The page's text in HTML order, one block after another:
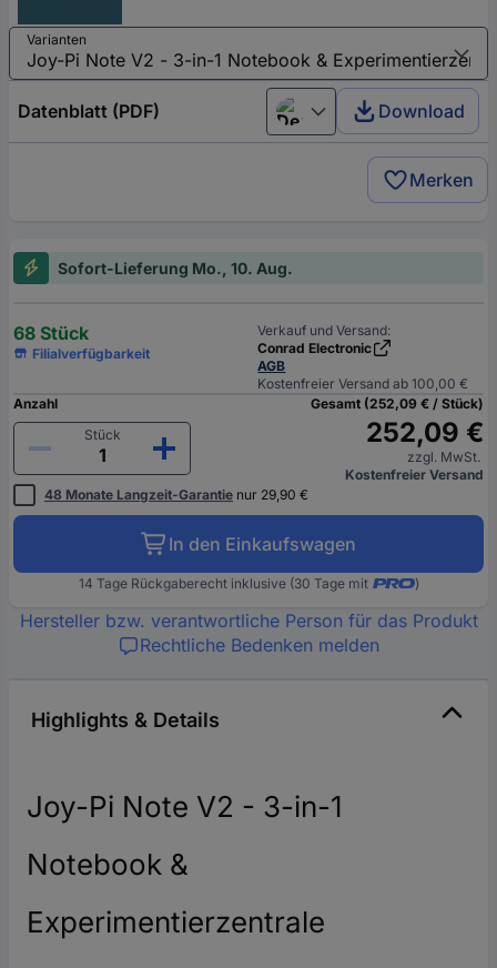
Varianten
Datenblatt (PDF) Deutsch (Deutschland)
Download
Merken
Sofort-Lieferung Mo., 10. Aug.
68 Stück
Filialverfügbarkeit
Verkauf und Versand:
Conrad Electronic
AGB
Kostenfreier Versand ab 100,00 €
Anzahl
Stück
Gesamt (252,09 € / Stück)
252,09 €
zzgl. MwSt.
Kostenfreier Versand
48 Monate Langzeit-Garantie nur 29,90 €
In den Einkaufswagen
14 Tage Rückgaberecht inklusive (30 Tage mit )
Hersteller bzw. verantwortliche Person für das Produkt
Rechtliche Bedenken melden
Highlights & Details
Joy-Pi Note V2 - 3-in-1
Notebook &
Experimentierzentrale